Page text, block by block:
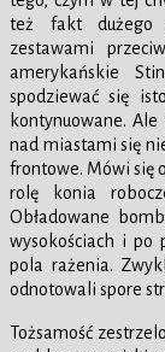
też fakt dużego
zestawami
amerykańskie
spodziewać się
kontynuowane.
nad miastami się
frontowe. Mówi się
rolę konia
Obładowane
wysokościach i po
pola rażenia.
odnotowali spore
Tożsamość